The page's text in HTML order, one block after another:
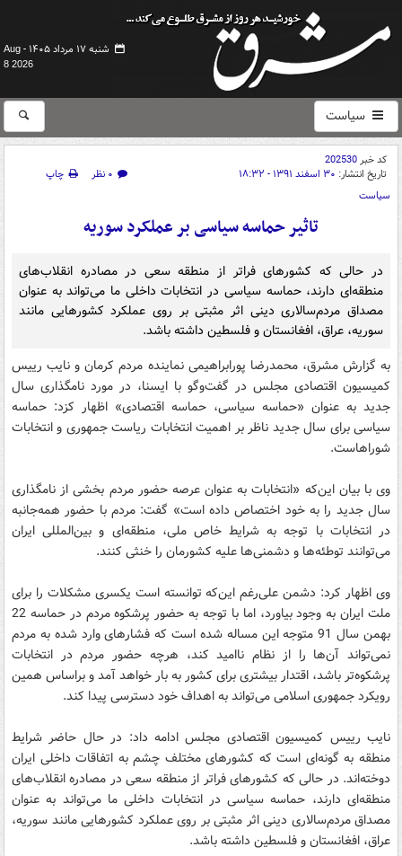
شنبه ۱۷ مرداد ۱۴۰۵ -
Aug
8 2026
سیاست
کد خبر202530
تاریخ انتشار: ۳۰ اسفند ۱۳۹۱ - ۱۸:۳۲ ۰ نظر
چاپ
سیاست
تاثیر حماسه سیاسی بر عملکرد سوریه
در حالی که کشورهای فراتر از منطقه سعی در مصادره انقلاب‌های
منطقه‌ای دارند، حماسه سیاسی در انتخابات داخلی ما می‌تواند به عنوان
مصداق مردم‌سالاری دینی اثر مثبتی بر روی عملکرد کشورهایی مانند
سوریه، عراق، افغانستان و فلسطین داشته باشد.
به گزارش مشرق، محمدرضا پورابراهیمی نماینده مردم کرمان و نایب رییس
کمیسیون اقتصادی مجلس در گفت‌وگو با ایسنا، در مورد نامگذاری سال
جدید به عنوان «حماسه سیاسی، حماسه اقتصادی» اظهار کزد: حماسه
سیاسی برای سال جدید ناظر بر اهمیت انتخابات ریاست جمهوری و انتخابات
شوراهاست.
وی با بیان این‌که «انتخابات به عنوان عرصه حضور مردم بخشی از نامگذاری
سال جدید را به خود اختصاص داده است» گفت: مردم با حضور همه‌جانبه
در انتخابات با توجه به شرایط خاص ملی، منطقه‌ای و بین‌المللی ایران
می‌توانند توطئه‌ها و دشمنی‌ها علیه کشورمان را خنثی کنند.
وی اظهار کرد: دشمن علی‌رغم این‌که توانسته است یکسری مشکلات را برای
ملت ایران به وجود بیاورد، اما با توجه به حضور پرشکوه مردم در حماسه 22
بهمن سال 91 متوجه این مساله شده است که فشارهای وارد شده به مردم
نمی‌تواند آن‌ها را از نظام ناامید کند، هرچه حضور مردم در انتخابات
پرشکوه‌تر باشد،‌ اقتدار بیشتری برای کشور به بار خواهد آمد و براساس همین
رویکرد جمهوری اسلامی می‌تواند به اهداف خود دسترسی پیدا کند.
نایب رییس کمیسیون اقتصادی مجلس ادامه داد: در حال حاضر شرایط
منطقه به گونه‌ای است که کشورهای مختلف چشم به اتفاقات داخلی ایران
دوخته‌اند. در حالی که کشورهای فراتر از منطقه سعی در مصادره انقلاب‌های
منطقه‌ای دارند، حماسه سیاسی در انتخابات داخلی ما می‌تواند به عنوان
مصداق مردم‌سالاری دینی اثر مثبتی بر روی عملکرد کشورهایی مانند سوریه،
عراق، افغانستان و فلسطین داشته باشد.